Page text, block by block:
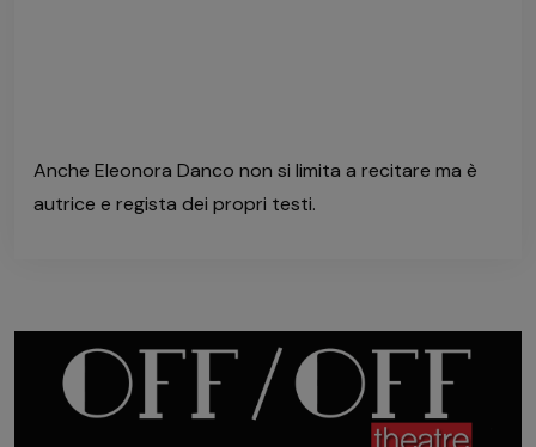
Anche Eleonora Danco non si limita a recitare ma è
autrice e regista dei propri testi.